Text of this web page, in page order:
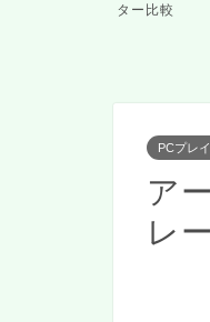
ンストールの
PCプレイ
ア
レ